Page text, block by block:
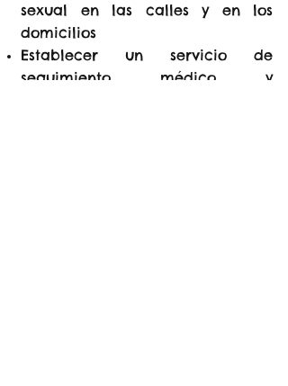
sexual en las calles y en los
domicilios
Establecer un servicio de
seguimiento médico y